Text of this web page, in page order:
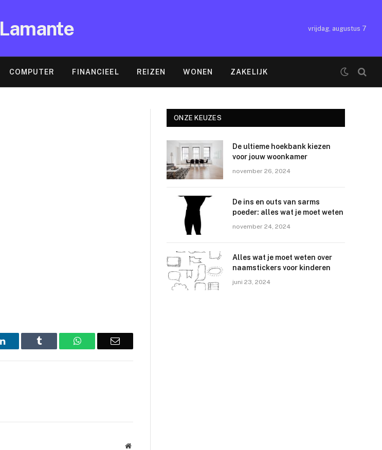
Lamante vrijdag, augustus 7
COMPUTER FINANCIEEL REIZEN WONEN ZAKELIJK
LinkedIn Tumblr WhatsAppEmail
Website
ONZE KEUZES
De ultieme hoekbank kiezen
voor jouw woonkamer
november 26, 2024
De ins en outs van sarms
poeder: alles wat je moet weten
november 24, 2024
Alles wat je moet weten over
naamstickers voor kinderen
juni 23, 2024